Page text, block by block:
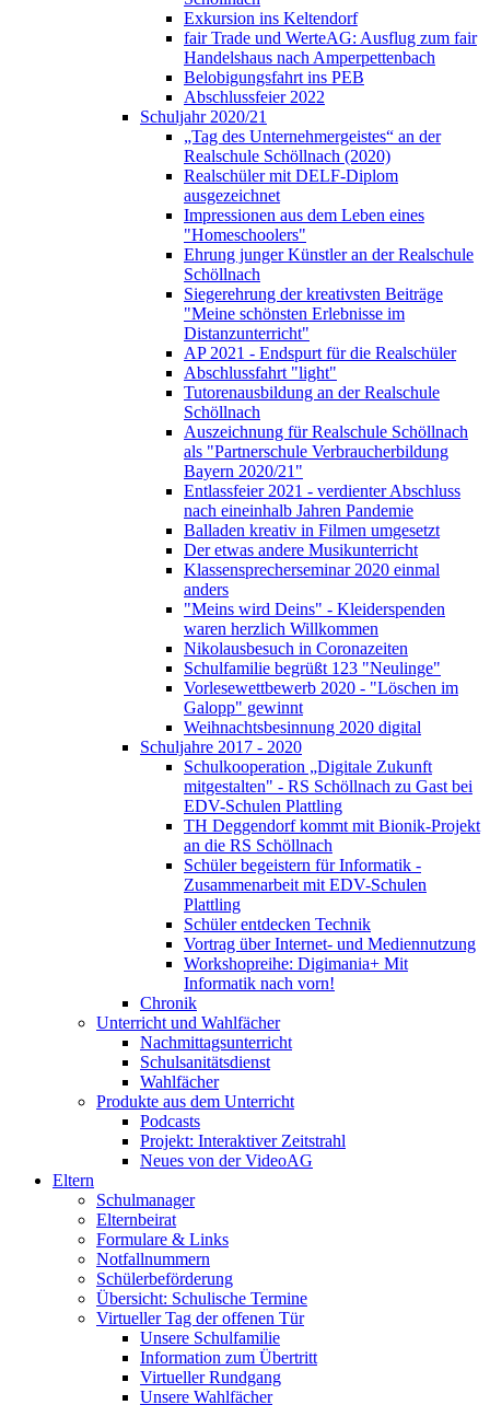
Exkursion ins Keltendorf
fair Trade und WerteAG: Ausflug zum fair
Handelshaus nach Amperpettenbach
Belobigungsfahrt ins PEB
Abschlussfeier 2022
Schuljahr 2020/21
„Tag des Unternehmergeistes“ an der
Realschule Schöllnach (2020)
Realschüler mit DELF-Diplom
ausgezeichnet
Impressionen aus dem Leben eines
"Homeschoolers"
Ehrung junger Künstler an der Realschule
Schöllnach
Siegerehrung der kreativsten Beiträge
"Meine schönsten Erlebnisse im
Distanzunterricht"
AP 2021 - Endspurt für die Realschüler
Abschlussfahrt "light"
Tutorenausbildung an der Realschule
Schöllnach
Auszeichnung für Realschule Schöllnach
als "Partnerschule Verbraucherbildung
Bayern 2020/21"
Entlassfeier 2021 - verdienter Abschluss
nach eineinhalb Jahren Pandemie
Balladen kreativ in Filmen umgesetzt
Der etwas andere Musikunterricht
Klassensprecherseminar 2020 einmal
anders
"Meins wird Deins" - Kleiderspenden
waren herzlich Willkommen
Nikolausbesuch in Coronazeiten
Schulfamilie begrüßt 123 "Neulinge"
Vorlesewettbewerb 2020 - "Löschen im
Galopp" gewinnt
Weihnachtsbesinnung 2020 digital
Schuljahre 2017 - 2020
Schulkooperation „Digitale Zukunft
mitgestalten" - RS Schöllnach zu Gast bei
EDV-Schulen Plattling
TH Deggendorf kommt mit Bionik-Projekt
an die RS Schöllnach
Schüler begeistern für Informatik -
Zusammenarbeit mit EDV-Schulen
Plattling
Schüler entdecken Technik
Vortrag über Internet- und Mediennutzung
Workshopreihe: Digimania+ Mit
Informatik nach vorn!
Chronik
Unterricht und Wahlfächer
Nachmittagsunterricht
Schulsanitätsdienst
Wahlfächer
Produkte aus dem Unterricht
Podcasts
Projekt: Interaktiver Zeitstrahl
Neues von der VideoAG
Eltern
Schulmanager
Elternbeirat
Formulare & Links
Notfallnummern
Schülerbeförderung
Übersicht: Schulische Termine
Virtueller Tag der offenen Tür
Unsere Schulfamilie
Information zum Übertritt
Virtueller Rundgang
Unsere Wahlfächer